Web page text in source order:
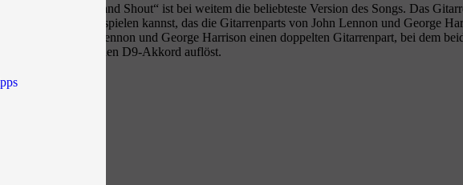
von „Twist and Shout“ ist bei weitem die beliebteste Version des Songs. Das
Hauptstrophe spielen kannst, das die Gitarrenparts von John Lennon und George
spielen John Lennon und George Harrison einen doppelten Gitarrenpart, bei dem
das sich in einen D9-Akkord auflöst.